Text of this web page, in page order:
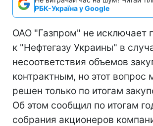
РБК-Україна у Google
ОАО "Газпром" не исключает
к "Нефтегазу Украины" в
несоответствия объемов
контрактным, но этот вопрос
решен только по итогам
Об этом сообщил по итогам
собрания акционеров